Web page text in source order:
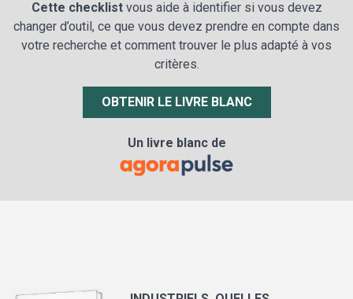
Cette checklistvous aide à identifier si vous devez
changer d’outil, ce que vous devez prendre en compte dans
votre recherche et comment trouver le plus adapté à vos
critères.
OBTENIR LE LIVRE BLANC
Un livre blanc de